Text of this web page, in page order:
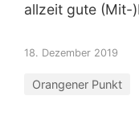
allzeit gute (Mit-
18. Dezember 2019
Orangener Punkt